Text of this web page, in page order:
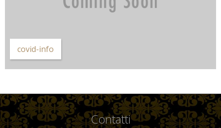
covid-info
Contatti